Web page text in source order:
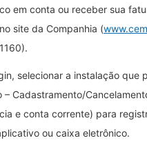
em conta ou receber sua
site da Companhia (
selecionar a instalação que
Cadastramento/
e conta corrente) para
ou caixa eletrônico.